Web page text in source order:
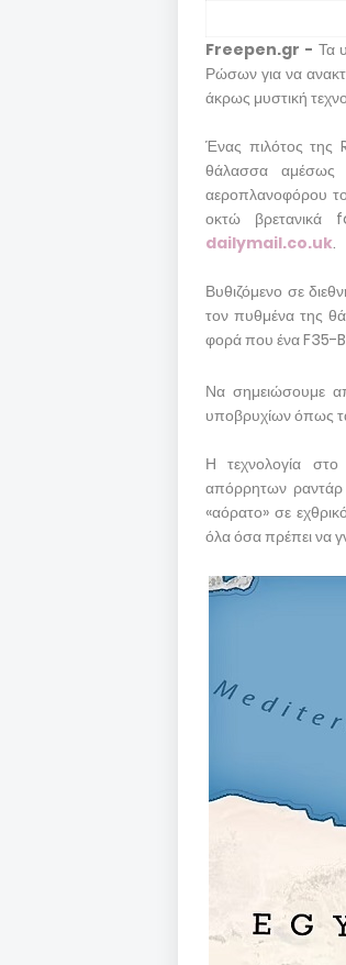
Freepen.gr - Τα
Ρώσων για να
άκρως μυστική
Ένας πιλότος της
θάλασσα αμέσως
αεροπλανοφόρου
οκτώ βρετανικά
dailymail.co.uk.
Βυθιζόμενο σε
τον πυθμένα της
φορά που ένα F35-B
Να σημειώσουμε
υποβρυχίων όπως
Η τεχνολογία
απόρρητων ραντάρ
«αόρατο» σε
όλα όσα πρέπει να